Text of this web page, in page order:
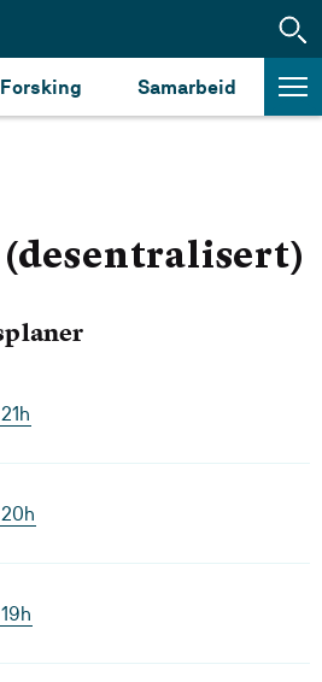
Forsking Samarbeid